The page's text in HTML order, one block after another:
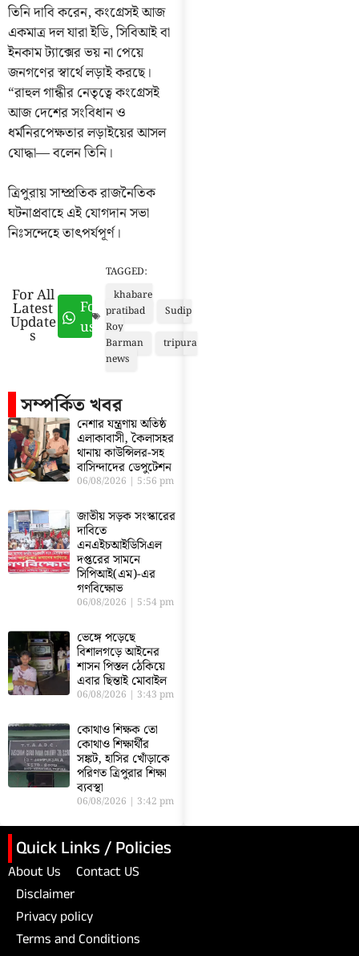
তিনি দাবি করেন, কংগ্রেসই আজ
একমাত্র দল যারা ইডি, সিবিআই বা
ইনকাম ট্যাক্সের ভয় না পেয়ে
জনগণের স্বার্থে লড়াই করছে।
“রাহুল গান্ধীর নেতৃত্বে কংগ্রেসই
আজ দেশের সংবিধান ও
ধর্মনিরপেক্ষতার লড়াইয়ের আসল
যোদ্ধা— বলেন তিনি।
ত্রিপুরায় সাম্প্রতিক রাজনৈতিক
ঘটনাপ্রবাহে এই যোগদান সভা
নিঃসন্দেহে তাৎপর্যপূর্ণ।
For All
Latest
Update
s
Follow
us
TAGGED:
khabare
pratibad
Sudip
Roy
Barman
tripura
news
সম্পর্কিত খবর
নেশার যন্ত্রণায় অতিষ্ঠ
এলাকাবাসী, কৈলাসহর
থানায় কাউন্সিলর-সহ
বাসিন্দাদের ডেপুটেশন
06/08/2026 5:56 pm
জাতীয় সড়ক সংস্কারের
দাবিতে
এনএইচআইডিসিএল
দপ্তরের সামনে
সিপিআই(এম)-এর
গণবিক্ষোভ
06/08/2026 5:54 pm
ভেঙ্গে পড়েছে
বিশালগড়ে আইনের
শাসন পিস্তল ঠেকিয়ে
এবার ছিন্তাই মোবাইল
06/08/2026 3:43 pm
কোথাও শিক্ষক তো
কোথাও শিক্ষার্থীর
সঙ্কট, হাসির খোঁড়াকে
পরিণত ত্রিপুরার শিক্ষা
ব্যবস্থা
06/08/2026 3:42 pm
Quick Links / Policies
About Us
Contact US
Disclaimer
Privacy policy
Terms and Conditions